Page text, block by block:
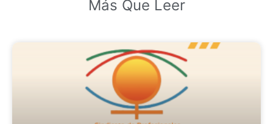
Más Que Leer